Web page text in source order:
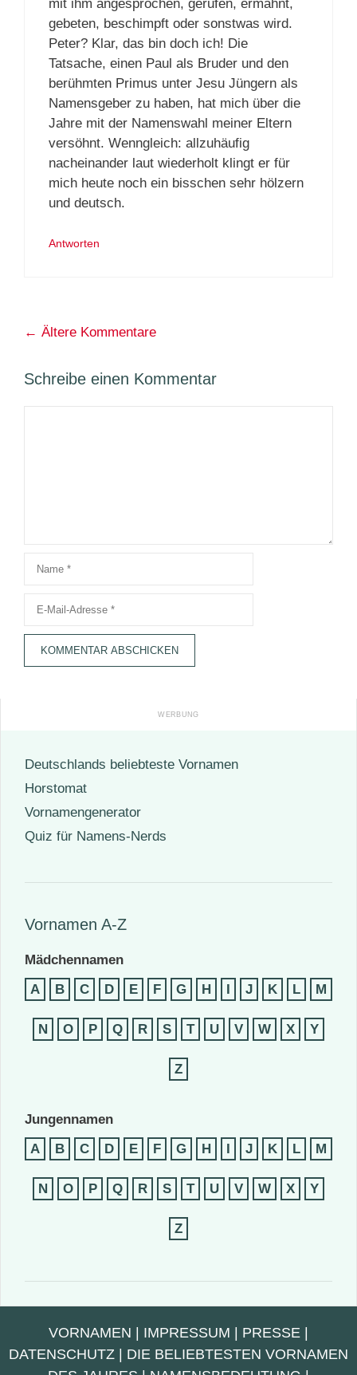
mit ihm angesprochen, gerufen, ermahnt,
gebeten, beschimpft oder sonstwas wird.
Peter? Klar, das bin doch ich! Die
Tatsache, einen Paul als Bruder und den
berühmten Primus unter Jesu Jüngern als
Namensgeber zu haben, hat mich über die
Jahre mit der Namenswahl meiner Eltern
versöhnt. Wenngleich: allzuhäufig
nacheinander laut wiederholt klingt er für
mich heute noch ein bisschen sehr hölzern
und deutsch.
Antworten
Kommentarnavigation
← Ältere Kommentare
Schreibe einen Kommentar
Name
Deutschlands beliebteste Vornamen
Horstomat
Vornamengenerator
Quiz für Namens-Nerds
Vornamen A-Z
Mädchennamen
A
B C D E F G H I J K L M
N O P Q R S T U V W X Y
Z
Jungennamen
A
B C D E F G H I J K L M
N O P Q R S T U V W X Y
Z
VORNAMEN | IMPRESSUM | PRESSE |
DATENSCHUTZ | DIE BELIEBTESTEN VORNAMEN